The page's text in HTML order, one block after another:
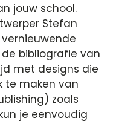
jouw school.
Stefan
bibliografie van
met designs die
te maken van
zoals
je eenvoudig